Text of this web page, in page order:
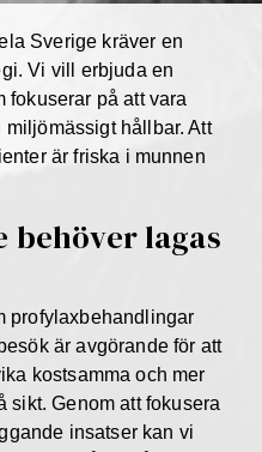
Sverige kräver en
Vi vill erbjuda en
fokuserar på att vara
hållbar. Att
är friska i munnen
behöver lagas
profylaxbehandlingar
är avgörande för att
kostsamma och mer
sikt. Genom att fokusera
insatser kan vi